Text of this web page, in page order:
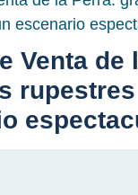
Venta de